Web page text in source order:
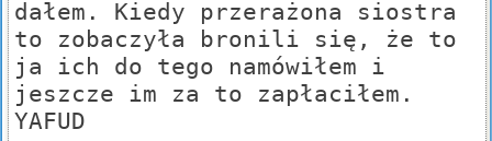
dałem. Kiedy przerażona siostra
to zobaczyła bronili się, że to
ja ich do tego namówiłem i
jeszcze im za to zapłaciłem.
YAFUD